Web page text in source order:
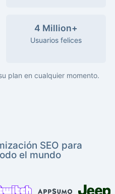
4 Million+
Usuarios felices
plan en cualquier momento.
SEO para
el mundo